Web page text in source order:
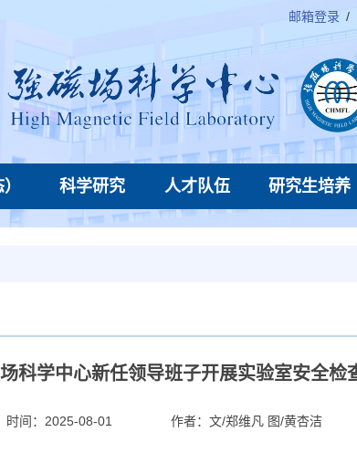
邮箱登录 /
科学研究 人才队伍 研究生培养
科学中心新任领导班子开展实验室安全检
时间：2025-08-01 作者： 文/郑维凡 图/黄杏洁